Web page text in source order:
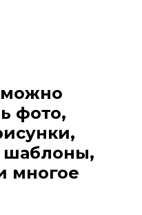
можно
фото,
шаблоны,
многое